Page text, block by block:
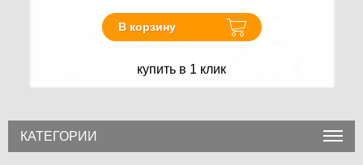
В корзину
купить в 1 клик
КАТЕГОРИИ